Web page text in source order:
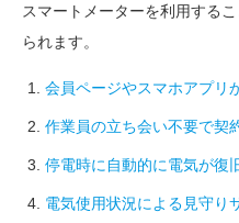
スマートメーターを利用する
られます。
会員ページやスマホアプリ
作業員の立ち会い不要で契
停電時に自動的に電気が復
電気使用状況による見守り